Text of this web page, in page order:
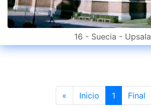
16 - Suecia - Upsala
« Previous
Inicio 1 Final